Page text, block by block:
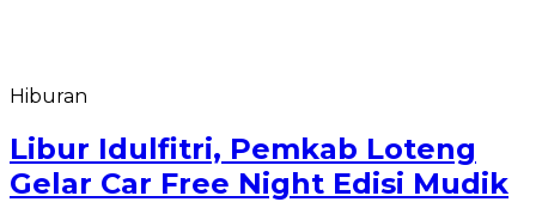
Hiburan
Libur Idulfitri, Pemkab Loteng
Gelar Car Free Night Edisi Mudik